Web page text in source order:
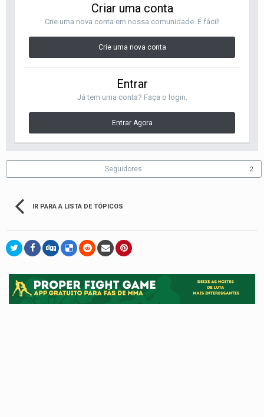
Criar uma conta
Crie uma nova conta em nossa comunidade. É fácil!
Crie uma nova conta
Entrar
Já tem uma conta? Faça o login.
Entrar Agora
Seguidores 2
IR PARA A LISTA DE TÓPICOS